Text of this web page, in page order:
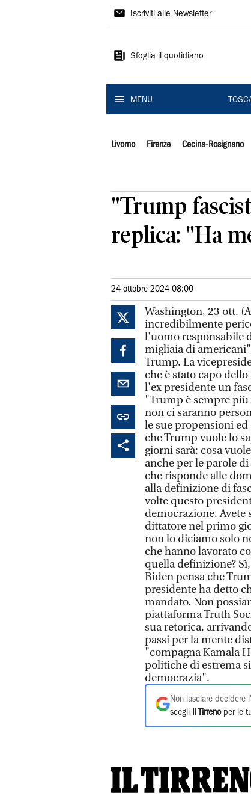
Il
Iscriviti alle Newsletter
Sfoglia il quotidiano
MENU
Livorno Firenze Cecina-Rosignano
"Trump
replica: "Ha
24 ottobre 2024 08:00
Washington, 23 ott.
incredibilmente
l'uomo responsabile
migliaia di
Trump. La
che è stato capo
l'ex presidente un
"Trump è sempre
non ci saranno
le sue propensioni
che Trump vuole lo
giorni sarà: cosa
anche per le parole
che risponde alle
alla definizione di
volte questo
democrazione.
dittatore nel primo
non lo diciamo solo
che hanno lavorato
quella definizione?
Biden pensa che
presidente ha detto
mandato. Non
piattaforma Truth
sua retorica,
passi per la mente
"compagna Kamala
politiche di estrema
democrazia".
Non lasciare decidere
scegli
Il Tirrenoper le